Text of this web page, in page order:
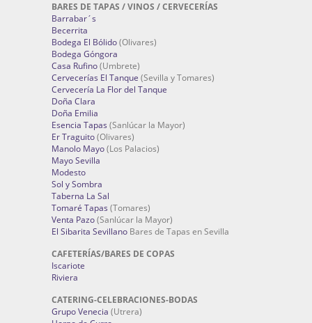
BARES DE TAPAS / VINOS / CERVECERÍAS
Barrabar´s
Becerrita
Bodega El Bólido(Olivares)
Bodega Góngora
Casa Rufino(Umbrete)
Cervecerías El Tanque (Sevilla y Tomares)
Cervecería La Flor del Tanque
Doña Clara
Doña Emilia
Esencia Tapas (Sanlúcar la Mayor)
Er Traguito(Olivares)
Manolo Mayo(Los Palacios)
Mayo Sevilla
Modesto
Sol y Sombra
Taberna La Sal
Tomaré Tapas (Tomares)
Venta Pazo(Sanlúcar la Mayor)
El Sibarita Sevillano Bares de Tapas en Sevilla
CAFETERÍAS/BARES DE COPAS
Iscariote
Riviera
CATERING-CELEBRACIONES-BODAS
Grupo Venecia (Utrera)